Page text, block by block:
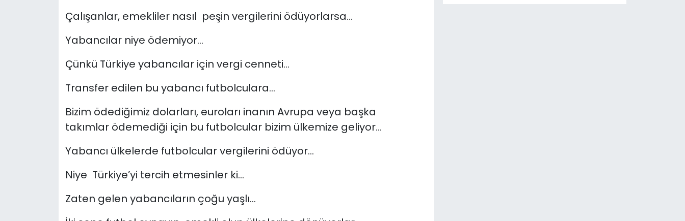
Çalışanlar, emekliler nasıl peşin vergilerini ödüyorlarsa…
Yabancılar niye ödemiyor…
Çünkü Türkiye yabancılar için vergi cenneti…
Transfer edilen bu yabancı futbolculara…
Bizim ödediğimiz dolarları, euroları inanın Avrupa veya başka
takımlar ödemediği için bu futbolcular bizim ülkemize geliyor…
Yabancı ülkelerde futbolcular vergilerini ödüyor…
Niye Türkiye’yi tercih etmesinler ki…
Zaten gelen yabancıların çoğu yaşlı…